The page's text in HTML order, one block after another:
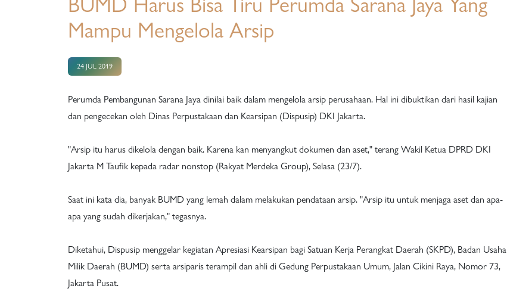
Mampu Mengelola Arsip
24 JUL 2019
Perumda Pembangunan Sarana Jaya dinilai baik dalam mengelola arsip perusahaan. Hal ini dibuktikan dari hasil kajian
dan pengecekan oleh Dinas Perpustakaan dan Kearsipan (Dispusip) DKI Jakarta.
"Arsip itu harus dikelola dengan baik. Karena kan menyangkut dokumen dan aset," terang Wakil Ketua DPRD DKI
Jakarta M Taufik kepada radar nonstop (Rakyat Merdeka Group), Selasa (23/7).
Saat ini kata dia, banyak BUMD yang lemah dalam melakukan pendataan arsip. "Arsip itu untuk menjaga aset dan apa-
apa yang sudah dikerjakan," tegasnya.
Diketahui, Dispusip menggelar kegiatan Apresiasi Kearsipan bagi Satuan Kerja Perangkat Daerah (SKPD), Badan Usaha
Milik Daerah (BUMD) serta arsiparis terampil dan ahli di Gedung Perpustakaan Umum, Jalan Cikini Raya, Nomor 73,
Jakarta Pusat.